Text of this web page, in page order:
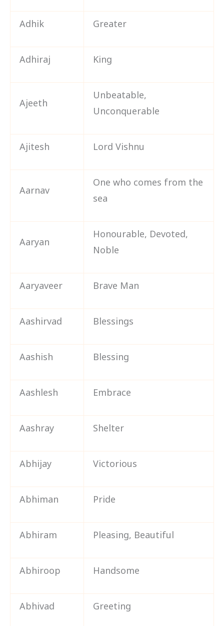
Adhik Greater
Adhiraj King
Ajeeth
Unbeatable,
Unconquerable
Ajitesh Lord Vishnu
Aarnav
One who comes from the
sea
Aaryan
Honourable, Devoted,
Noble
Aaryaveer Brave Man
Aashirvad Blessings
Aashish Blessing
Aashlesh Embrace
Aashray Shelter
Abhijay Victorious
Abhiman Pride
Abhiram Pleasing, Beautiful
Abhiroop Handsome
Abhivad Greeting